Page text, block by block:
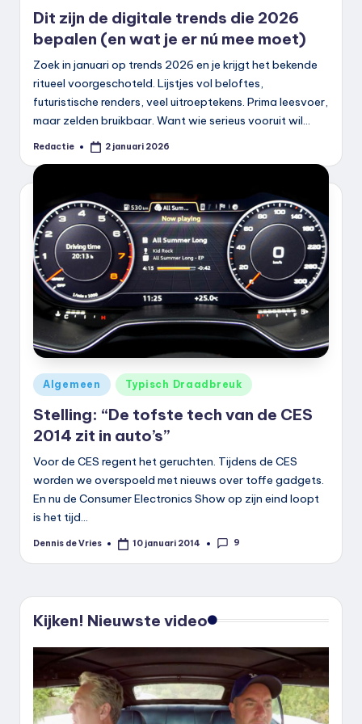
Dit zijn de digitale trends die 2026
bepalen (en wat je er nú mee moet)
Zoek in januari op trends 2026 en je krijgt het bekende
ritueel voorgeschoteld. Lijstjes vol beloftes,
futuristische renders, veel uitroeptekens. Prima leesvoer,
maar zelden bruikbaar. Want wie serieus vooruit wil…
Geplaatst
Redactie 2 januari 2026
Geplaatst
in
Algemeen Typisch Draadbreuk
Stelling: “De tofste tech van de CES
2014 zit in auto’s”
Voor de CES regent het geruchten. Tijdens de CES
worden we overspoeld met nieuws over toffe gadgets.
En nu de Consumer Electronics Show op zijn eind loopt
is het tijd…
Geplaatst
Dennis de Vries 10 januari 2014 9
Kijken! Nieuwste video